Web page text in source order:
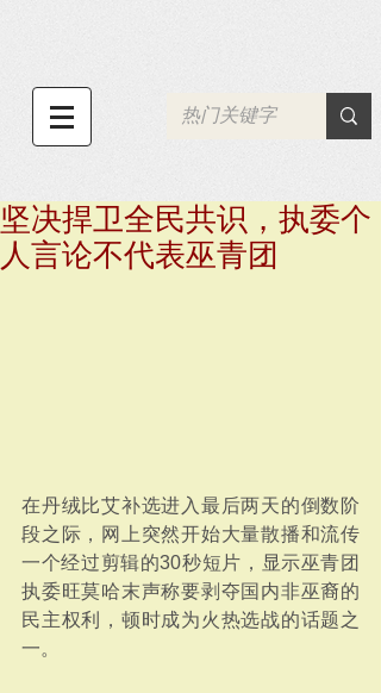
坚决捍卫全民共识，执委个
人言论不代表巫青团
在丹绒比艾补选进入最后两天的倒数阶
段之际，网上突然开始大量散播和流传
一个经过剪辑的30秒短片，显示巫青团
执委旺莫哈末声称要剥夺国内非巫裔的
民主权利，顿时成为火热选战的话题之
一。